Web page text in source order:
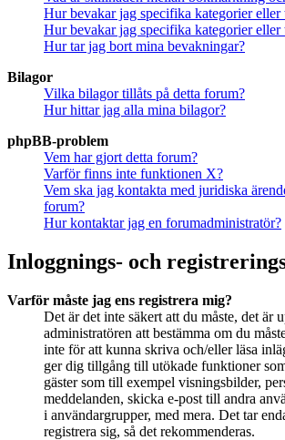
Hur bevakar jag specifika kategorier eller
Hur bevakar jag specifika kategorier eller
Hur tar jag bort mina bevakningar?
Bilagor
Vilka bilagor tillåts på detta forum?
Hur hittar jag alla mina bilagor?
phpBB-problem
Vem har gjort detta forum?
Varför finns inte funktionen X?
Vem ska jag kontakta med juridiska
forum?
Hur kontaktar jag en forumadministratör?
Inloggnings- och
Varför måste jag ens registrera mig?
Det är det inte säkert att du måste, det är
administratören att bestämma om du
inte för att kunna skriva och/eller läsa
ger dig tillgång till utökade funktioner
gäster som till exempel visningsbilder,
meddelanden, skicka e-post till andra
i användargrupper, med mera. Det tar
registrera sig, så det rekommenderas.